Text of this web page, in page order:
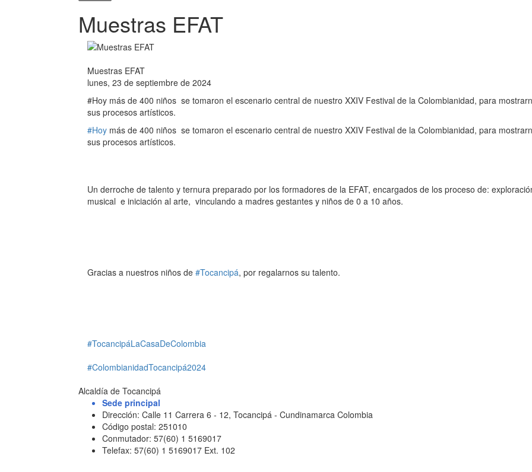
Muestras EFAT
Muestras EFAT
lunes, 23 de septiembre de 2024
#Hoy más de 400 niños se tomaron el escenario central de nuestro XXIV Festival de la Colombianidad, para
sus procesos artísticos.
#Hoy más de 400 niños se tomaron el escenario central de nuestro XXIV Festival de la Colombianidad, para
sus procesos artísticos.
Un derroche de talento y ternura preparado por los formadores de la EFAT, encargados de los proceso de:
musical e iniciación al arte, vinculando a madres gestantes y niños de 0 a 10 años.
Gracias a nuestros niños de #Tocancipá, por regalarnos su talento.
#TocancipáLaCasaDeColombia
#ColombianidadTocancipá2024
Alcaldía de Tocancipá
Sede principal
Dirección: Calle 11 Carrera 6 - 12, Tocancipá - Cundinamarca Colombia
Código postal: 251010
Conmutador: 57(60) 1 5169017
Telefax: 57(60) 1 5169017 Ext. 102